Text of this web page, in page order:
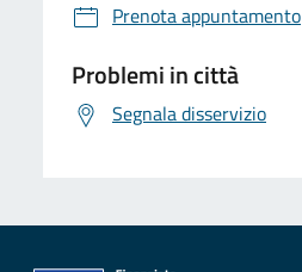
Prenota appuntamento
Problemi in città
Segnala disservizio